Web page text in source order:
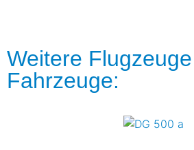
Weitere
Fahrzeuge: